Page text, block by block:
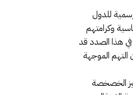
للدول
وكرامتهم
هذا الصدد قد
الموجهة
الخصخصة